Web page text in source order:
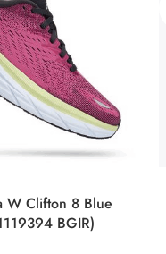
W Clifton 8 Blue
BGIR)